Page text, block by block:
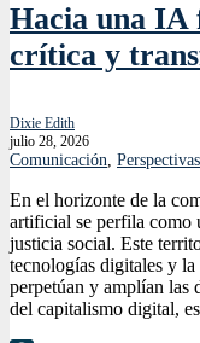
Hacia una IA
crítica y
Dixie Edith
julio 28, 2026
Comunicación, Perspectivas
En el horizonte de la
artificial se perfila como
justicia social. Este
tecnologías digitales y
perpetúan y amplían las
del capitalismo digital,